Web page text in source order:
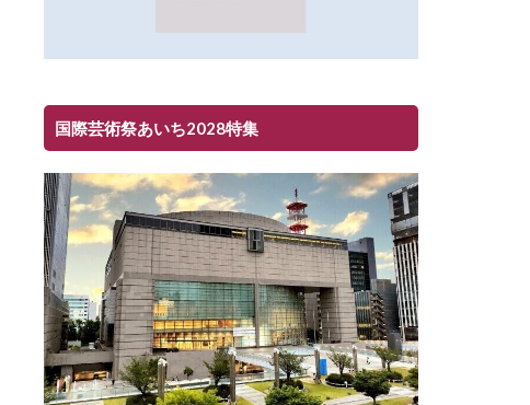
国際芸術祭あいち2028特集